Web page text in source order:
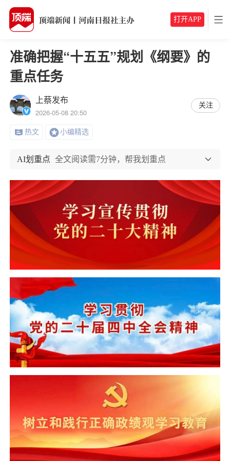
打开APP
准确把握“十五五”规划《纲要》的
重点任务
上蔡发布
2026-05-08 20:50
关注
热文 小编精选
AI划重点 全文阅读需7分钟，帮我划重点